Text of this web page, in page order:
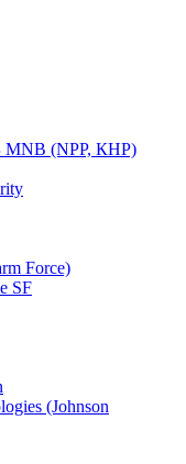
MNB (NPP, КНР)
Force)
SF
(Johnson